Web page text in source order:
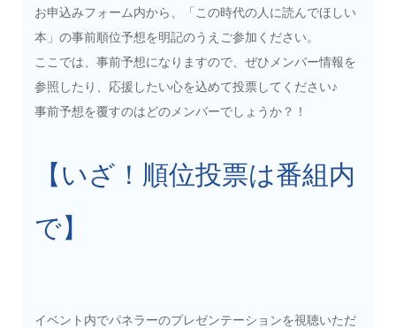
お申込みフォーム内から、「この時代の人に読んでほしい
本」の事前順位予想を明記のうえご参加ください。
ここでは、事前予想になりますので、ぜひメンバー情報を
参照したり、応援したい心を込めて投票してください♪
事前予想を覆すのはどのメンバーでしょうか？！
【いざ！順位投票は番組内
で】
イベント内でパネラーのプレゼンテーションを視聴いただ